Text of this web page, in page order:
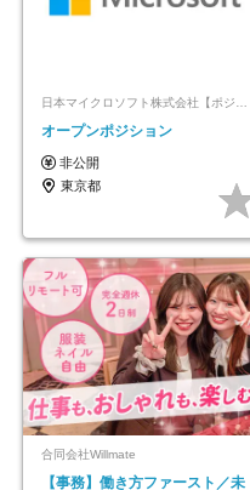
オープンポジション
非公開
東京都
合同会社Willmate
【事務】働き方ファースト／未